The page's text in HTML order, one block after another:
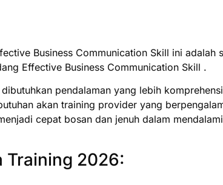
Business Communication Skill ini adalah
Effective Business Communication Skill .
pendalaman yang lebih
akan training provider yang
cepat bosan dan jenuh dalam
Training 2026: